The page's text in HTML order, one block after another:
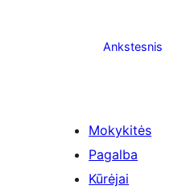
Ankstesnis
Mokykitės
Pagalba
Kūrėjai